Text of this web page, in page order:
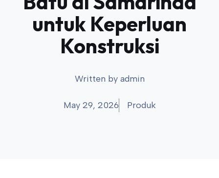
untuk Keperluan
Konstruksi
Written by admin
May 29, 2026 Produk